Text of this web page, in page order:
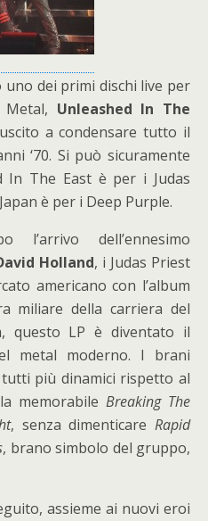
dei primi dischi live per
Unleashed In The
a condensare tutto il
‘70. Si può sicuramente
In The East è per i Judas
è per i Deep Purple.
l’arrivo dell’ennesimo
Holland, i Judas Priest
americano con l’album
miliare della carriera del
questo LP è diventato il
metal moderno. I brani
più dinamici rispetto al
memorabileBreaking The
, senza dimenticareRapid
, brano simbolo del gruppo,
assieme ai nuovi eroi